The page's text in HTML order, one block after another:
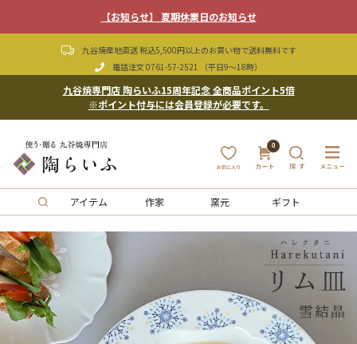
【お知らせ】 夏期休業日のお知らせ
九谷焼産地直送 税込5,500円以上のお買い物で送料無料です
電話注文 0761-57-2521 （平日9〜18時）
九谷焼専門店 陶らいふ15周年記念 全商品ポイント5倍
※ポイント付与には会員登録が必要です。
0
アイテム 作家 窯元 ギフト